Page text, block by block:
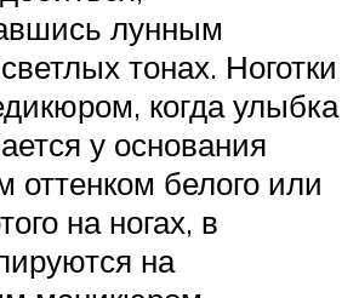
лунным
тонах. Ноготки
когда улыбка
у основания
оттенком белого или
на ногах, в
на